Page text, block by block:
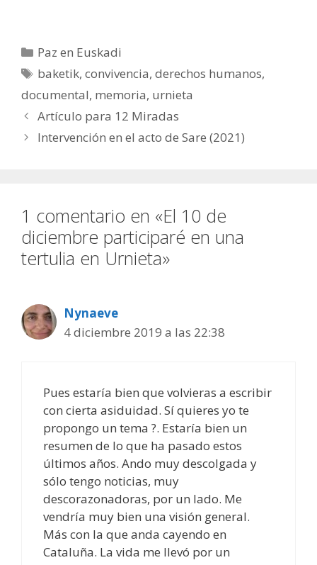
Categorías
Paz en Euskadi
Etiquetas
baketik,convivencia,derechos humanos,
documental, memoria, urnieta
Artículo para 12 Miradas
Intervención en el acto de Sare (2021)
1 comentario en «El 10 de
diciembre participaré en una
tertulia en Urnieta»
Nynaeve
4 diciembre 2019 a las 22:38
Pues estaría bien que volvieras a escribir
con cierta asiduidad. Sí quieres yo te
propongo un tema ?. Estaría bien un
resumen de lo que ha pasado estos
últimos años. Ando muy descolgada y
sólo tengo noticias, muy
descorazonadoras, por un lado. Me
vendría muy bien una visión general.
Más con la que anda cayendo en
Cataluña. La vida me llevó por un